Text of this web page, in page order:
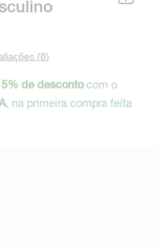
(8)
5% de descontocom o
, na primeira compra feita